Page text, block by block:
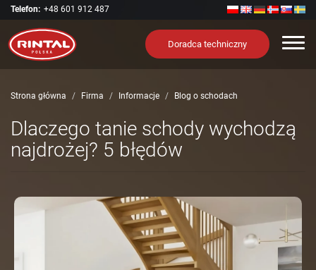
Telefon: +48 601 912 487
Doradca techniczny
Strona główna Firma Informacje Blog o schodach
Dlaczego tanie schody wychodzą
najdrożej? 5 błędów